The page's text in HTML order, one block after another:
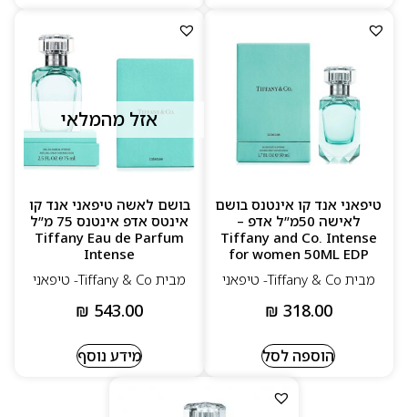
טיפאני אנד קו אינטנס בושם
לאישה 50מ”ל אדפ –
Tiffany and Co. Intense
for women 50ML EDP
מבית Tiffany & Co- טיפאני
₪ 318.00
הוספה לסל
אזל מהמלאי
בושם לאשה טיפאני אנד קו
אינטס אדפ אינטנס 75 מ”ל
Tiffany Eau de Parfum
Intense
מבית Tiffany & Co- טיפאני
₪ 543.00
מידע נוסף